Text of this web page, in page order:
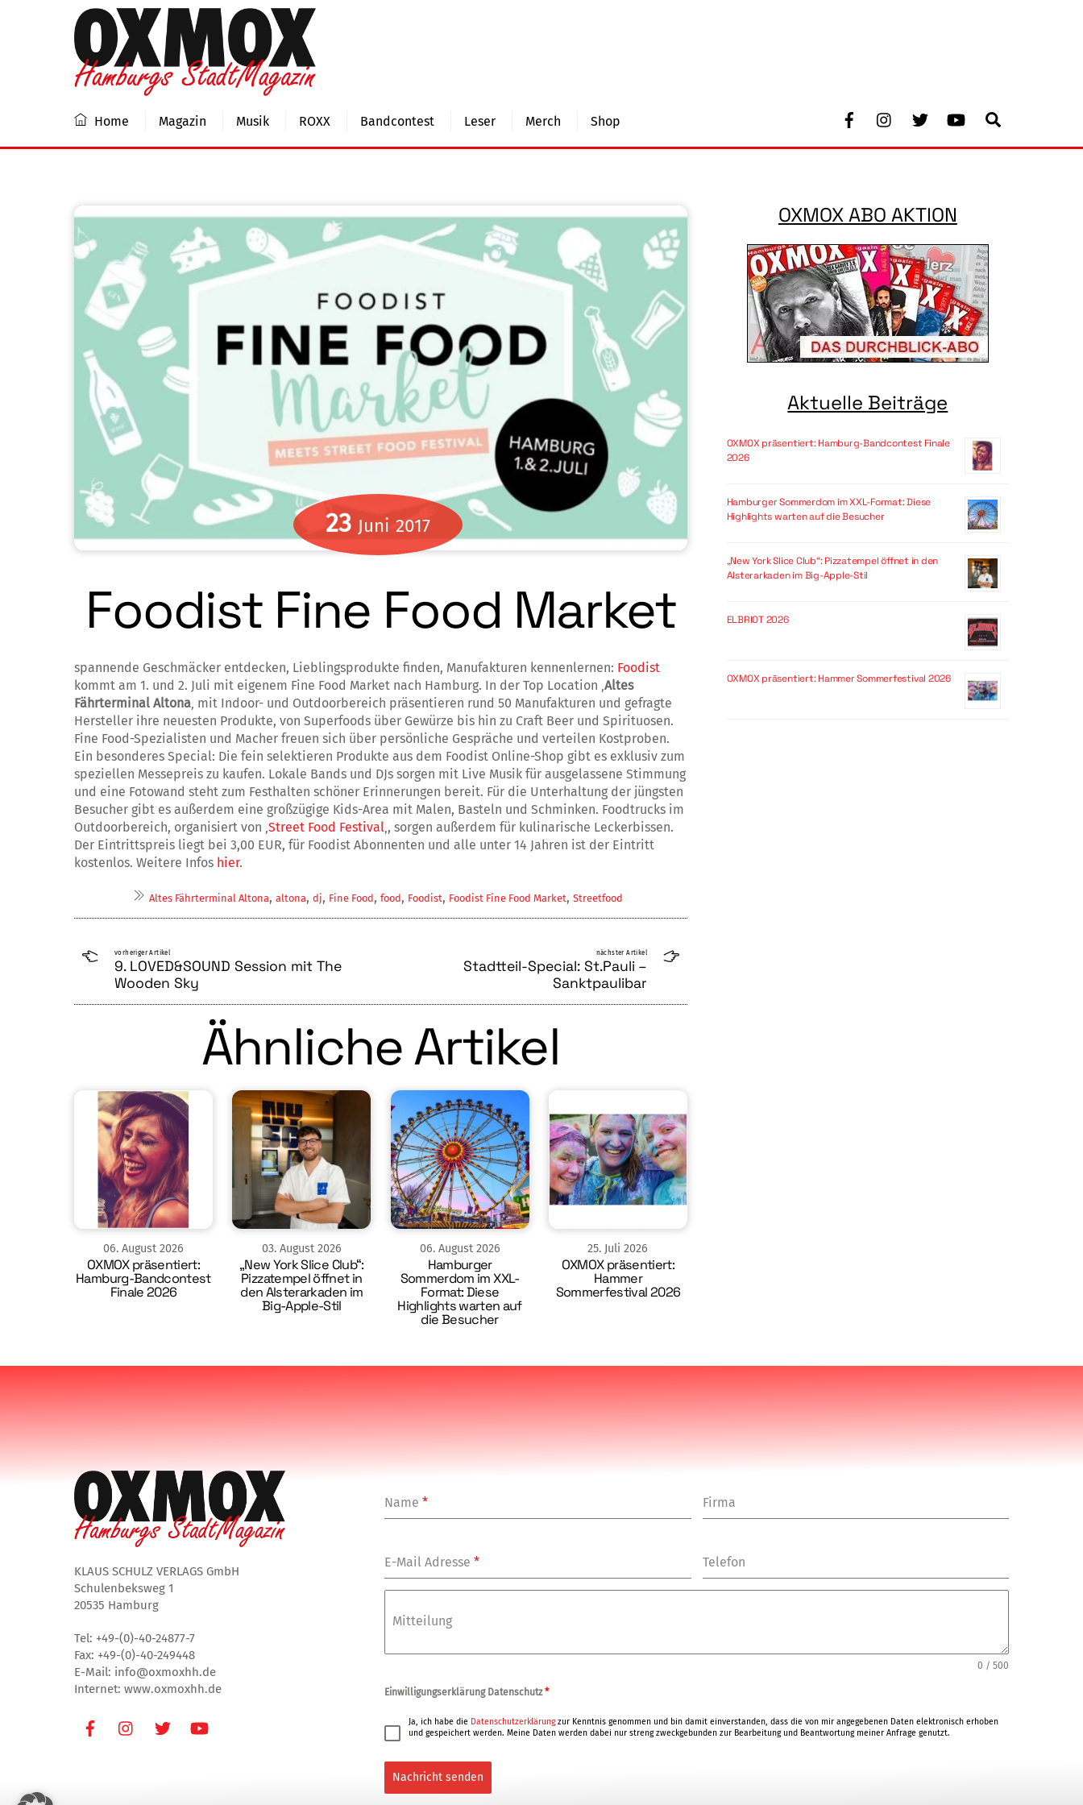
Facebook Youtube
Home Magazin Musik ROXX Bandcontest Leser Merch Shop
23 Juni 2017
Foodist Fine Food Market
spannende Geschmäcker entdecken, Lieblingsprodukte finden, Manufakturen kennenlernen: Foodist
kommt am 1. und 2. Juli mit eigenem Fine Food Market nach Hamburg. In der Top Location ‚Altes
Fährterminal Altona‚ mit Indoor- und Outdoorbereich präsentieren rund 50 Manufakturen und gefragte
Hersteller ihre neuesten Produkte, von Superfoods über Gewürze bis hin zu Craft Beer und Spirituosen.
Fine Food-Spezialisten und Macher freuen sich über persönliche Gespräche und verteilen Kostproben.
Ein besonderes Special: Die fein selektieren Produkte aus dem Foodist Online-Shop gibt es exklusiv zum
speziellen Messepreis zu kaufen. Lokale Bands und DJs sorgen mit Live Musik für ausgelassene Stimmung
und eine Fotowand steht zum Festhalten schöner Erinnerungen bereit. Für die Unterhaltung der jüngsten
Besucher gibt es außerdem eine großzügige Kids-Area mit Malen, Basteln und Schminken. Foodtrucks im
Outdoorbereich, organisiert von ‚Street Food Festival‚, sorgen außerdem für kulinarische Leckerbissen.
Der Eintrittspreis liegt bei 3,00 EUR, für Foodist Abonnenten und alle unter 14 Jahren ist der Eintritt
kostenlos. Weitere Infos hier.
Altes Fährterminal Altona,altona,dj, Fine Food,food, Foodist, Foodist Fine Food Market,Streetfood
vorheriger Artikel
9. LOVED&SOUND Session mit The
Wooden Sky
nächster Artikel
Stadtteil-Special: St.Pauli –
Sanktpaulibar
Ähnliche Artikel
06. August 2026
OXMOX präsentiert:
Hamburg-Bandcontest
Finale 2026
03. August 2026
„New York Slice Club“:
Pizzatempel öffnet in
den Alsterarkaden im
Big-Apple-Stil
06. August 2026
Hamburger
Sommerdom im XXL-
Format: Diese
Highlights warten auf
die Besucher
25. Juli 2026
OXMOX präsentiert:
Hammer
Sommerfestival 2026
OXMOX ABO AKTION
Aktuelle Beiträge
OXMOX präsentiert: Hamburg-Bandcontest Finale
2026
Hamburger Sommerdom im XXL-Format: Diese
Highlights warten auf die Besucher
„New York Slice Club“: Pizzatempel öffnet in den
Alsterarkaden im Big-Apple-Stil
ELBRIOT 2026
OXMOX präsentiert: Hammer Sommerfestival 2026
KLAUS SCHULZ VERLAGS GmbH
Schulenbeksweg 1
20535 Hamburg
Tel: +49-(0)-40-24877-7
Fax: +49-(0)-40-249448
E-Mail: info@oxmoxhh.de
Internet: www.oxmoxhh.de
FacebookInstagramTwitter
Name* Firma
E-Mail Adresse* Telefon
Mitteilung
0 / 500
Einwilligungserklärung Datenschutz*
Ja, ich habe die Datenschutzerklärungzur Kenntnis genommen und bin damit einverstanden, dass die von mir angegebenen Daten elektronisch erhoben
und gespeichert werden. Meine Daten werden dabei nur streng zweckgebunden zur Bearbeitung und Beantwortung meiner Anfrage genutzt.
Nachricht senden